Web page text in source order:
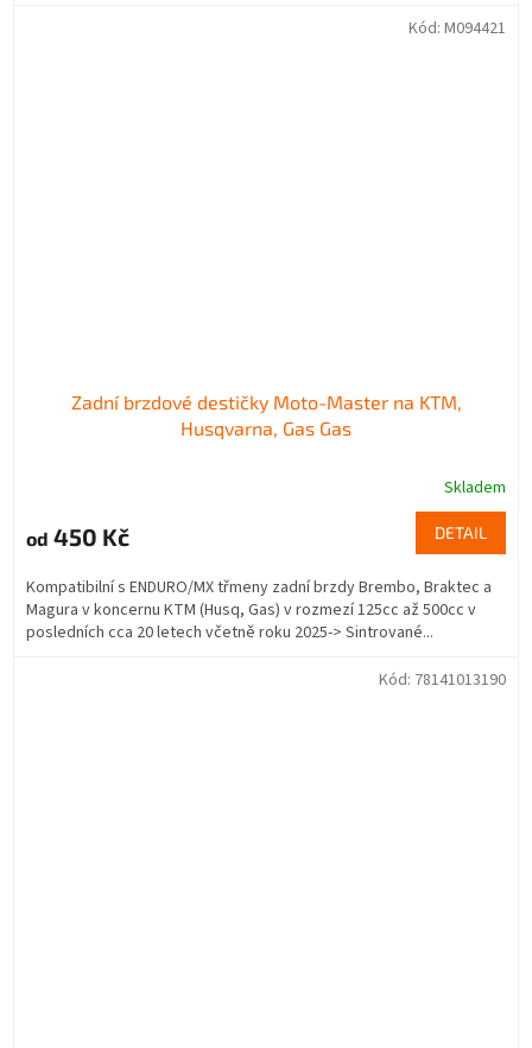
Zadní brzdové destičky Moto-Master na KTM,
Husqvarna, Gas Gas
Skladem
od 450 Kč DETAIL
Kompatibilní s ENDURO/MX třmeny zadní brzdy Brembo, Braktec a
Magura v koncernu KTM (Husq, Gas) v rozmezí 125cc až 500cc v
posledních cca 20 letech včetně roku 2025-> Sintrované...
Kód: M094421
Kód: 78141013190